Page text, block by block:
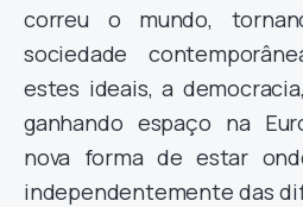
correu o mundo,
sociedade
estes ideais, a
ganhando espaço na
nova forma de estar
independentemente das